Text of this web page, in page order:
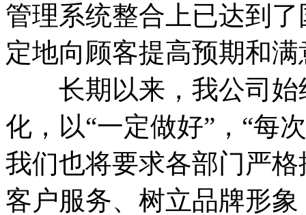
管理系统整合上已达到
定地向顾客提高预期和
长期以来，我公司始
化，以“一定做好”，“每
我们也将要求各部门严
客户服务、树立品牌形